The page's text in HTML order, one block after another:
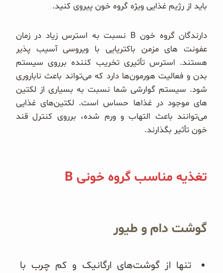
باید از رژیم غذایی ویژه گروه خون پیروی کنید.
دارندگان گروه خون B نسبت به استرس زیاد در زمان
عفونت های مزمن باکتریایی با ویروسی آسیب پذیر
هستند. استرس تأثیری تخریب کننده برروی سیستم
بدن و فعالیت هورمون‌ها دارد که می‌تواند باعث ناباروری
شود. سیستم گوارشی شما نسبت به بسیاری از لکتین
های موجود در غذاها حساس است. لکتین‌های غذایی
می‌توانند باعث التهاب و ورم شده، برروی کنترل قند
خون تأثیر بگذارند.
تغذیه مناسب گروه خونی B
گوشت دام و طیور
تنها از گوشت‌های ارگانیک و کم چرب با